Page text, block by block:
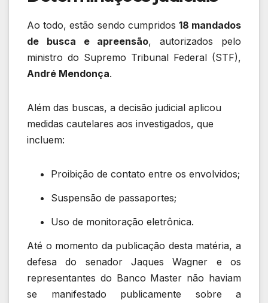
Ao todo, estão sendo cumpridos 18 mandados
de busca e apreensão, autorizados pelo
ministro do Supremo Tribunal Federal (STF),
André Mendonça.
Além das buscas, a decisão judicial aplicou
medidas cautelares aos investigados, que
incluem:
Proibição de contato entre os envolvidos;
Suspensão de passaportes;
Uso de monitoração eletrônica.
Até o momento da publicação desta matéria, a
defesa do senador Jaques Wagner e os
representantes do Banco Master não haviam
se manifestado publicamente sobre a